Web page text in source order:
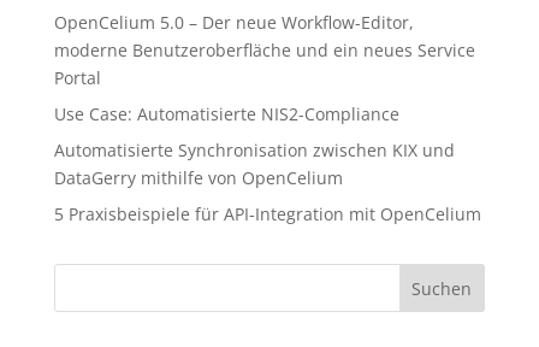
OpenCelium 5.0 – Der neue Workflow-Editor,
moderne Benutzeroberfläche und ein neues Service
Portal
Use Case: Automatisierte NIS2-Compliance
Automatisierte Synchronisation zwischen KIX und
DataGerry mithilfe von OpenCelium
5 Praxisbeispiele für API-Integration mit OpenCelium
Suchen